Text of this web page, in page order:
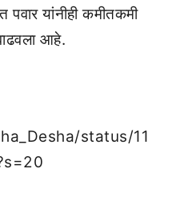
यांनीही कमीतकमी
आहे.
status/11